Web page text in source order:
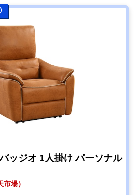
ッジオ 1人掛け パーソナル
場）